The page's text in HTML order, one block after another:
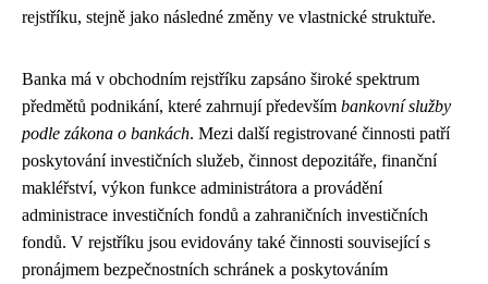
rejstříku, stejně jako následné změny ve vlastnické struktuře.
Banka má v obchodním rejstříku zapsáno široké spektrum
předmětů podnikání, které zahrnují především bankovní služby
podle zákona o bankách. Mezi další registrované činnosti patří
poskytování investičních služeb, činnost depozitáře, finanční
makléřství, výkon funkce administrátora a provádění
administrace investičních fondů a zahraničních investičních
fondů. V rejstříku jsou evidovány také činnosti související s
pronájmem bezpečnostních schránek a poskytováním